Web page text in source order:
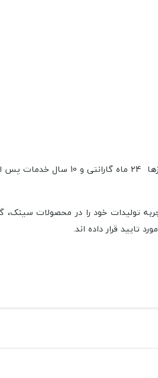
تولیدات خود را در محصولات سینک،